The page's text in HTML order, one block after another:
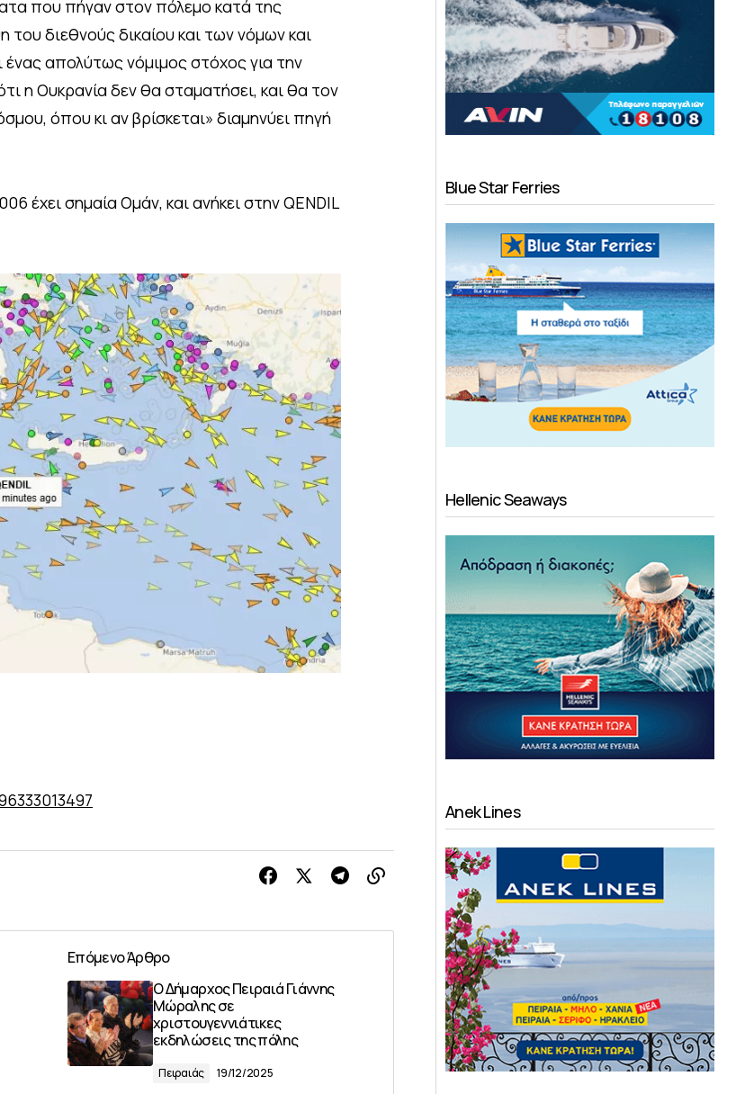
που πήγαν στον πόλεμο κατά της
διεθνούς δικαίου και των νόμων και
απολύτως νόμιμος στόχος για την
η Ουκρανία δεν θα σταματήσει, και θα τον
όπου κι αν βρίσκεται» διαμηνύει πηγή
έχει σημαία Ομάν, και ανήκει στην QENDIL
Επόμενο Άρθρο
Ο Δήμαρχος Πειραιά Γιάννης
Μώραλης σε
χριστουγεννιάτικες
εκδηλώσεις της πόλης
Πειραιάς 19/12/2025
Blue Star Ferries
Hellenic Seaways
Anek Lines